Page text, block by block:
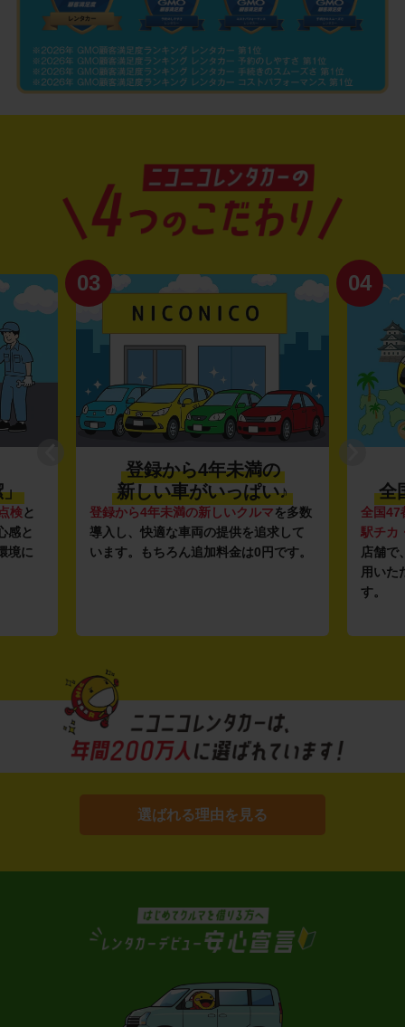
」
検と
感と
境に
03
登録から4年未満の
新しい車がいっぱい♪
登録から4年未満の新しいクルマを多数
導入し、快適な車両の提供を追求して
います。もちろん追加料金は0円です。
04
全
全国47
駅チカ
店舗で
用いた
す。
選ばれる理由を見る